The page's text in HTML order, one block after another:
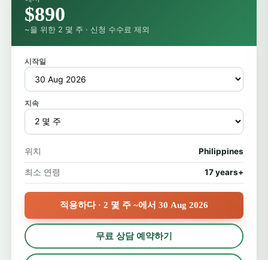
$890
~을 위한 2 몇 주 · 신청 수수료 제외
시작일
지속
위치 Philippines
최소 연령 17 years+
적용하다 · 2 몇 주 ~에서 30 Aug 2026
무료 상담 예약하기